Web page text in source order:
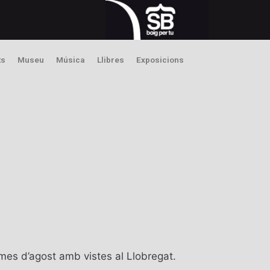
Museu Música Llibres Exposicions
d’agost amb vistes al Llobregat.